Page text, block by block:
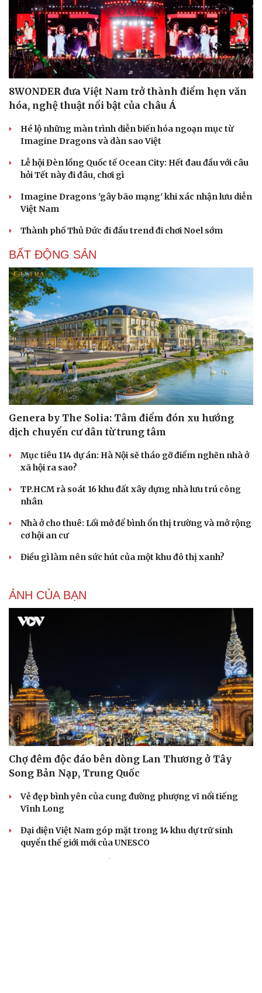
Cải chính
8WONDER đưa Việt Nam trở thành điểm hẹn văn
hóa, nghệ thuật nổi bật của châu Á
Hé lộ những màn trình diễn biến hóa ngoạn mục từ
Imagine Dragons và dàn sao Việt
Lễ hội Đèn lồng Quốc tế Ocean City: Hết đau đầu với câu
hỏi Tết này đi đâu, chơi gì
Imagine Dragons 'gây bão mạng' khi xác nhận lưu diễn
Việt Nam
Thành phố Thủ Đức đi đầu trend đi chơi Noel sớm
BẤT ĐỘNG SẢN
Genera by The Solia: Tâm điểm đón xu hướng
dịch chuyển cư dân từ trung tâm
Mục tiêu 114 dự án: Hà Nội sẽ tháo gỡ điểm nghẽn nhà ở
xã hội ra sao?
TP.HCM rà soát 16 khu đất xây dựng nhà lưu trú công
nhân
Nhà ở cho thuê: Lối mở để bình ổn thị trường và mở rộng
cơ hội an cư
Điều gì làm nên sức hút của một khu đô thị xanh?
ẢNH CỦA BẠN
Chợ đêm độc đáo bên dòng Lan Thương ở Tây
Song Bản Nạp, Trung Quốc
Vẻ đẹp bình yên của cung đường phượng vĩ nổi tiếng
Vĩnh Long
Đại diện Việt Nam góp mặt trong 14 khu dự trữ sinh
quyển thế giới mới của UNESCO